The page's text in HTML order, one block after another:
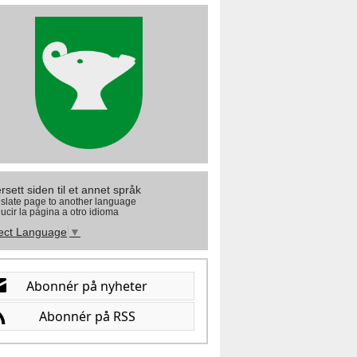
siden til et annet språk
page to another language
la página a otro idioma
Language ▼